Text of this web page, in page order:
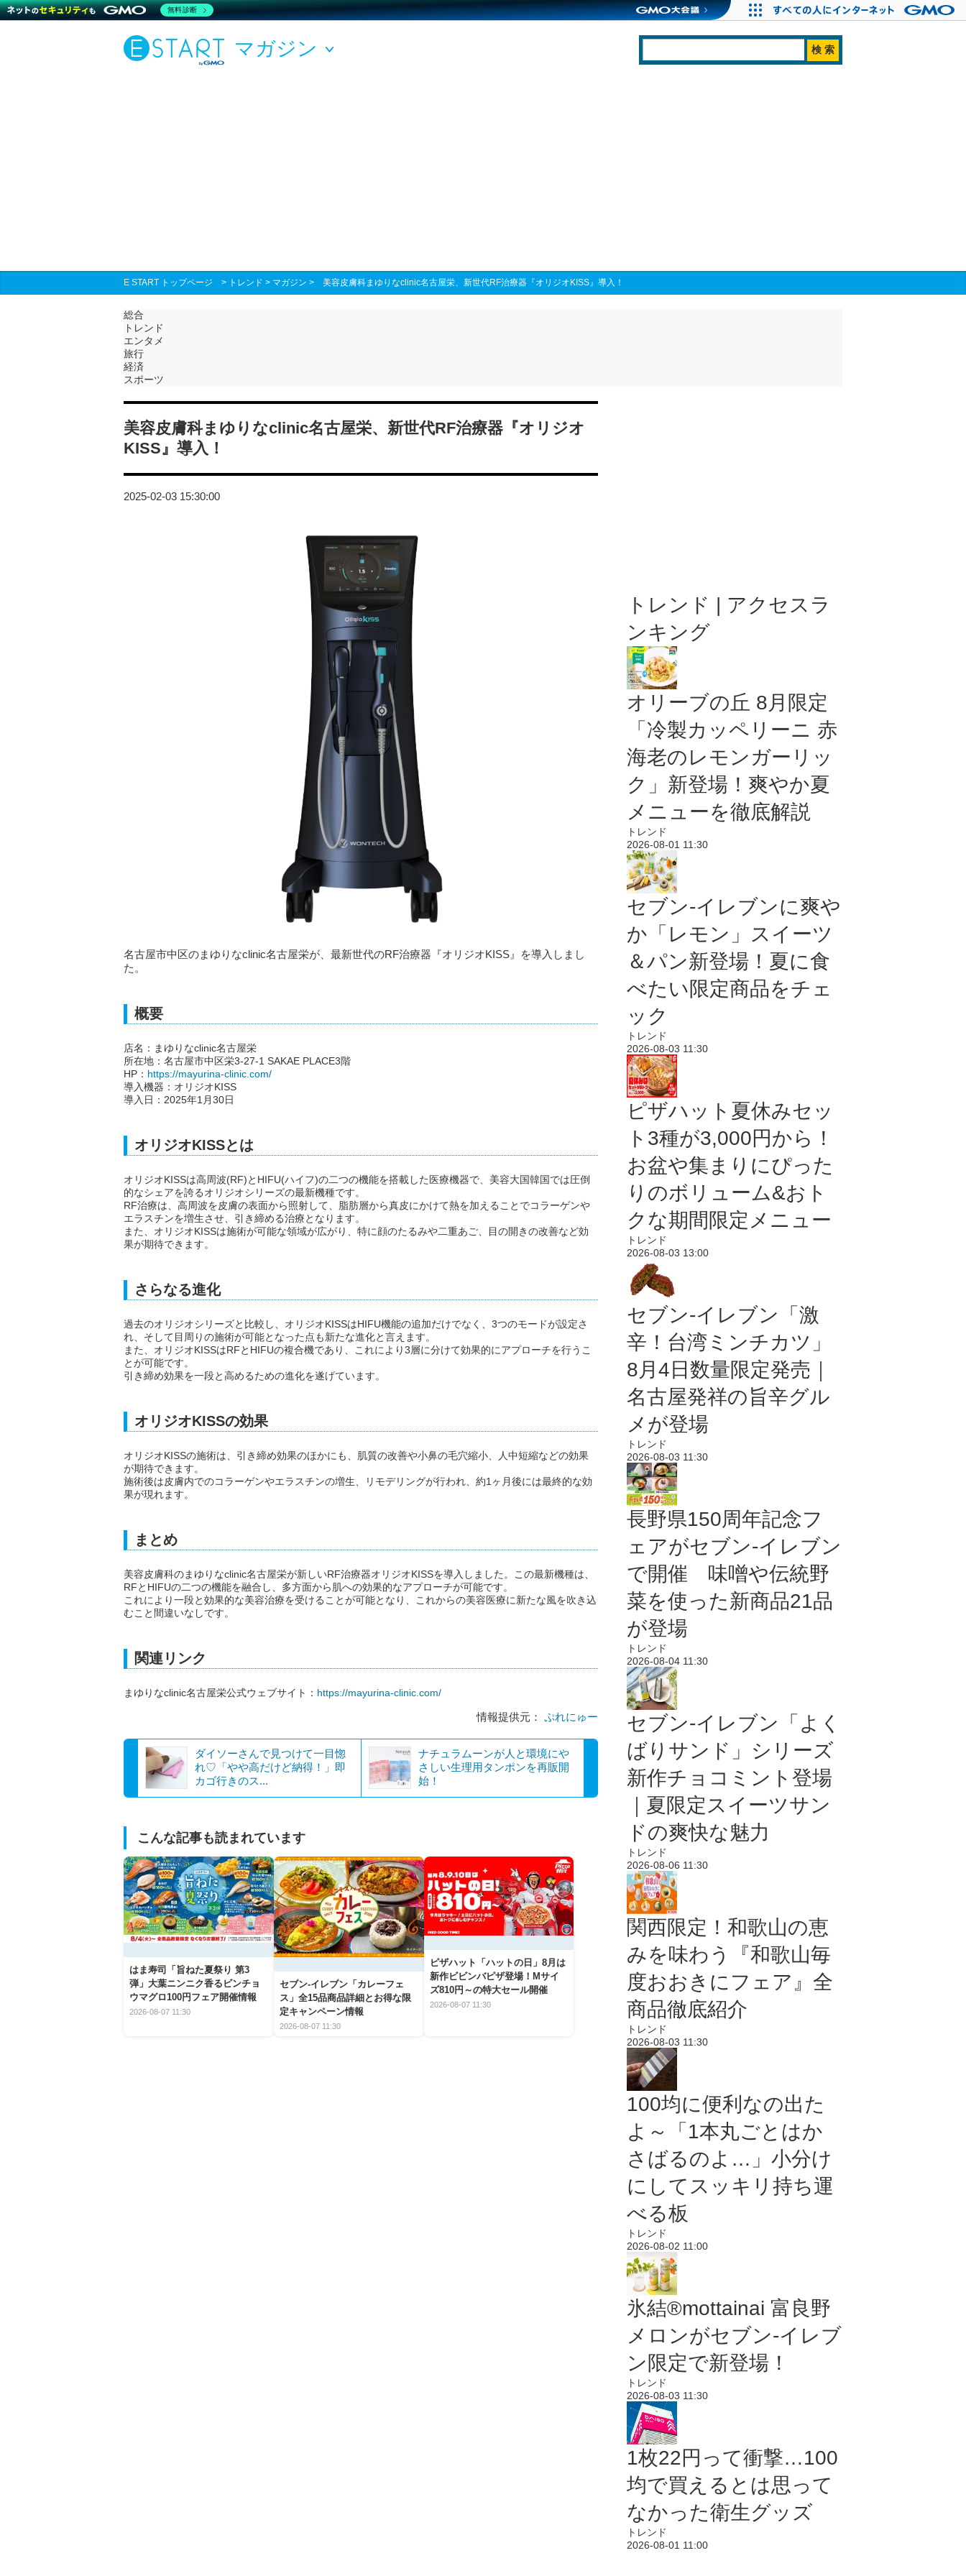
マガジン
E START トップページ > トレンド > マガジン > 美容皮膚科まゆりなclinic名古屋栄、新世代RF治療器『オリジオKISS』導入！
総合
トレンド
エンタメ
旅行
経済
スポーツ
美容皮膚科まゆりなclinic名古屋栄、新世代RF治療器『オリジオ
KISS』導入！
2025-02-03 15:30:00
名古屋市中区のまゆりなclinic名古屋栄が、最新世代のRF治療器『オリジオKISS』を導入しまし
た。
概要
店名：まゆりなclinic名古屋栄
所在地：名古屋市中区栄3-27-1 SAKAE PLACE3階
HP： https://mayurina-clinic.com/
導入機器：オリジオKISS
導入日：2025年1月30日
オリジオKISSとは
オリジオKISSは高周波(RF)とHIFU(ハイフ)の二つの機能を搭載した医療機器で、美容大国韓国では圧倒
的なシェアを誇るオリジオシリーズの最新機種です。
RF治療は、高周波を皮膚の表面から照射して、脂肪層から真皮にかけて熱を加えることでコラーゲンや
エラスチンを増生させ、引き締める治療となります。
また、オリジオKISSは施術が可能な領域が広がり、特に顔のたるみや二重あご、目の開きの改善など効
果が期待できます。
さらなる進化
過去のオリジオシリーズと比較し、オリジオKISSはHIFU機能の追加だけでなく、3つのモードが設定さ
れ、そして目周りの施術が可能となった点も新たな進化と言えます。
また、オリジオKISSはRFとHIFUの複合機であり、これにより3層に分けて効果的にアプローチを行うこ
とが可能です。
引き締め効果を一段と高めるための進化を遂げています。
オリジオKISSの効果
オリジオKISSの施術は、引き締め効果のほかにも、肌質の改善や小鼻の毛穴縮小、人中短縮などの効果
が期待できます。
施術後は皮膚内でのコラーゲンやエラスチンの増生、リモデリングが行われ、約1ヶ月後には最終的な効
果が現れます。
まとめ
美容皮膚科のまゆりなclinic名古屋栄が新しいRF治療器オリジオKISSを導入しました。この最新機種は、
RFとHIFUの二つの機能を融合し、多方面から肌への効果的なアプローチが可能です。
これにより一段と効果的な美容治療を受けることが可能となり、これからの美容医療に新たな風を吹き込
むこと間違いなしです。
関連リンク
まゆりなclinic名古屋栄公式ウェブサイト： https://mayurina-clinic.com/
情報提供元： ぷれにゅー
ダイソーさんで見つけて一目惚
れ♡「やや高だけど納得！」即
カゴ行きのス...
ナチュラムーンが人と環境にや
さしい生理用タンポンを再販開
始！
こんな記事も読まれています
はま寿司「旨ねた夏祭り 第3
弾」大葉ニンニク香るビンチョ
ウマグロ100円フェア開催情報
2026-08-07 11:30
セブン‐イレブン「カレーフェ
ス」全15品商品詳細とお得な限
定キャンペーン情報
2026-08-07 11:30
ピザハット「ハットの日」8月は
新作ビビンバピザ登場！Mサイ
ズ810円～の特大セール開催
2026-08-07 11:30
トレンド | アクセスラ
ンキング
オリーブの丘 8月限定
「冷製カッペリーニ 赤
海老のレモンガーリッ
ク」新登場！爽やか夏
メニューを徹底解説
トレンド
2026-08-01 11:30
セブン‐イレブンに爽や
か「レモン」スイーツ
＆パン新登場！夏に食
べたい限定商品をチェ
ック
トレンド
2026-08-03 11:30
ピザハット夏休みセッ
ト3種が3,000円から！
お盆や集まりにぴった
りのボリューム&おト
クな期間限定メニュー
トレンド
2026-08-03 13:00
セブン-イレブン「激
辛！台湾ミンチカツ」
8月4日数量限定発売｜
名古屋発祥の旨辛グル
メが登場
トレンド
2026-08-03 11:30
長野県150周年記念フ
ェアがセブン-イレブン
で開催 味噌や伝統野
菜を使った新商品21品
が登場
トレンド
2026-08-04 11:30
セブン‐イレブン「よく
ばりサンド」シリーズ
新作チョコミント登場
｜夏限定スイーツサン
ドの爽快な魅力
トレンド
2026-08-06 11:30
関西限定！和歌山の恵
みを味わう『和歌山毎
度おおきにフェア』全
商品徹底紹介
トレンド
2026-08-03 11:30
100均に便利なの出た
よ～「1本丸ごとはか
さばるのよ…」小分け
にしてスッキリ持ち運
べる板
トレンド
2026-08-02 11:00
氷結®mottainai 富良野
メロンがセブン‐イレブ
ン限定で新登場！
トレンド
2026-08-03 11:30
1枚22円って衝撃…100
均で買えるとは思って
なかった衛生グッズ
トレンド
2026-08-01 11:00
無料診断